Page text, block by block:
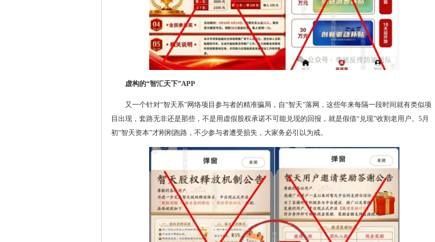
虚构的“智汇天下”APP
又一个针对“智天系”网络项目参与者的精准骗局，自“智天”落网，这些年来每隔一段时间就有类似项
目出现，套路无非还是那些，不是用虚假股权承诺不可能兑现的回报，就是假借“兑现”收割老用户。5月
初“智天资本”才刚刚跑路，不少参与者遭受损失，大家务必引以为戒。